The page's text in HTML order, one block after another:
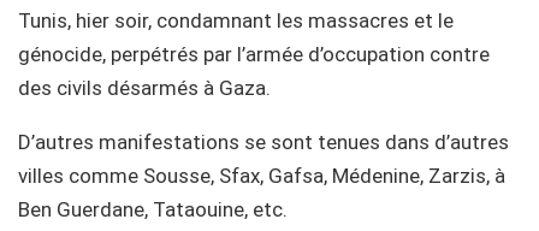
Tunis, hier soir, condamnant les massacres et le
génocide, perpétrés par l’armée d’occupation contre
des civils désarmés à Gaza.
D’autres manifestations se sont tenues dans d’autres
villes comme Sousse, Sfax, Gafsa, Médenine, Zarzis, à
Ben Guerdane, Tataouine, etc.